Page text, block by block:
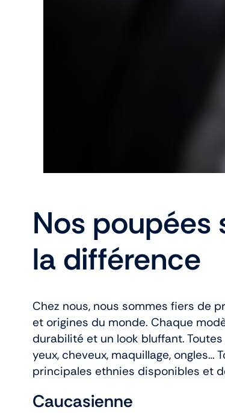
Nos poupées
la différence
Chez nous, nous sommes fiers de
et origines du monde. Chaque
durabilité et un look bluffant.
yeux, cheveux, maquillage,
principales ethnies disponibles et
Caucasienne